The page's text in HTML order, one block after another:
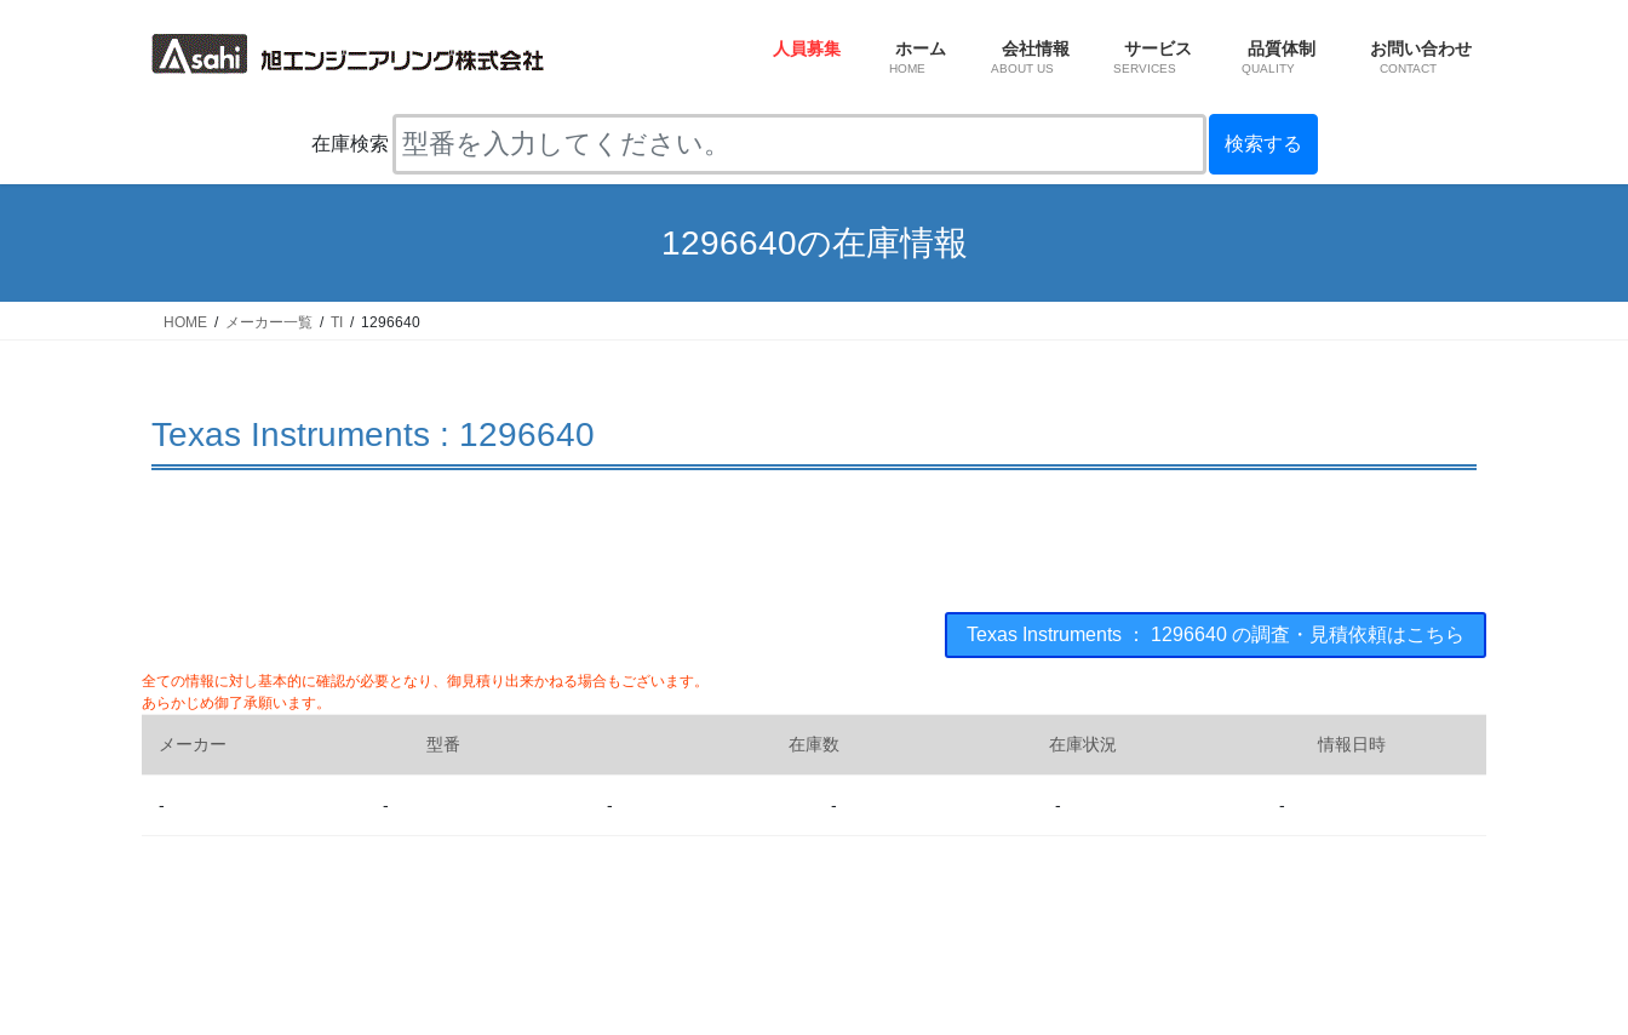
ス
ン
人員募集 ホーム
HOME
会社情報
ABOUT US
サービス
SERVICES
品質体制
QUALITY
お問い合わせ
CONTACT
在庫検索
1296640の在庫情報
HOME メーカー一覧 TI 1296640
Texas Instruments : 1296640
Texas Instruments ： 1296640 の調査・見積依頼はこちら
全ての情報に対し基本的に確認が必要となり、御見積り出来かねる場合もございます。
あらかじめ御了承願います。
メーカー 型番 在庫数 在庫状況 情報日時
- - - - - -